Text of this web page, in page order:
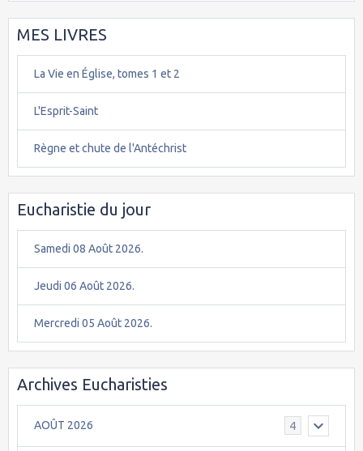
MES LIVRES
La Vie en Église, tomes 1 et 2
L'Esprit-Saint
Règne et chute de l'Antéchrist
Eucharistie du jour
Samedi 08 Août 2026.
Jeudi 06 Août 2026.
Mercredi 05 Août 2026.
Archives Eucharisties
AOÛT 2026 4